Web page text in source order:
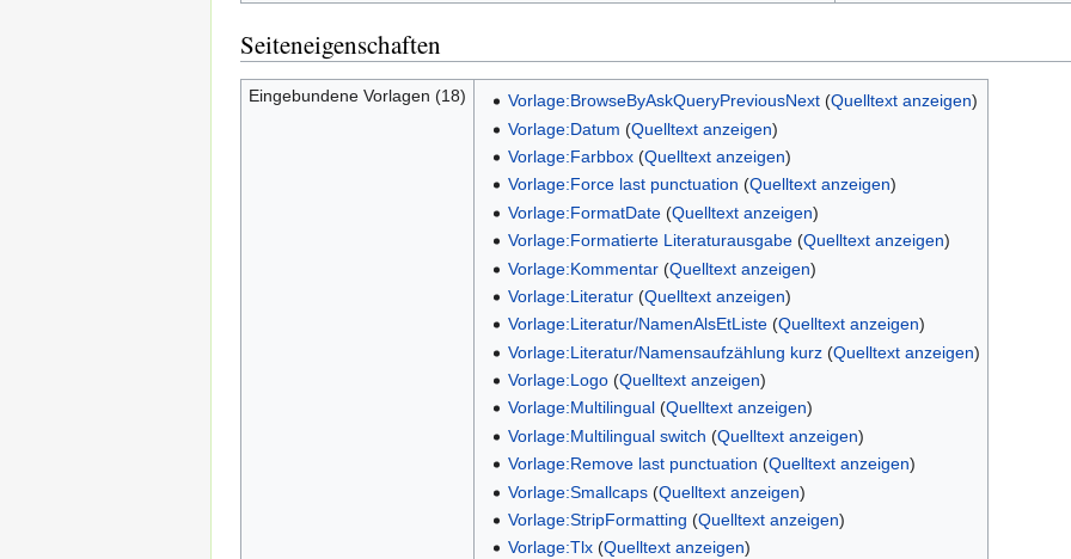
Seiteneigenschaften
Eingebundene Vorlagen (18) Vorlage:BrowseByAskQueryPreviousNext(Quelltext anzeigen)
Vorlage:Datum (Quelltext anzeigen)
Vorlage:Farbbox(Quelltext anzeigen)
Vorlage:Force last punctuation (Quelltext anzeigen)
Vorlage:FormatDate(Quelltext anzeigen)
Vorlage:Formatierte Literaturausgabe(Quelltext anzeigen)
Vorlage:Kommentar(Quelltext anzeigen)
Vorlage:Literatur(Quelltext anzeigen)
Vorlage:Literatur/NamenAlsEtListe(Quelltext anzeigen)
Vorlage:Literatur/Namensaufzählung kurz(Quelltext anzeigen)
Vorlage:Logo(Quelltext anzeigen)
Vorlage:Multilingual(Quelltext anzeigen)
Vorlage:Multilingual switch (Quelltext anzeigen)
Vorlage:Remove last punctuation (Quelltext anzeigen)
Vorlage:Smallcaps(Quelltext anzeigen)
Vorlage:StripFormatting (Quelltext anzeigen)
Vorlage:Tlx(Quelltext anzeigen)